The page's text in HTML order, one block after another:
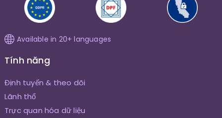
Available in 20+ languages
Tính năng
Định tuyến & theo dõi
Lãnh thổ
Trực quan hóa dữ liệu